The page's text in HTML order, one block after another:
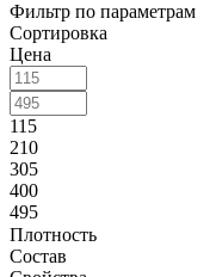
Фильтр по параметрам
Сортировка
Цена
115
210
305
400
495
Плотность
Состав